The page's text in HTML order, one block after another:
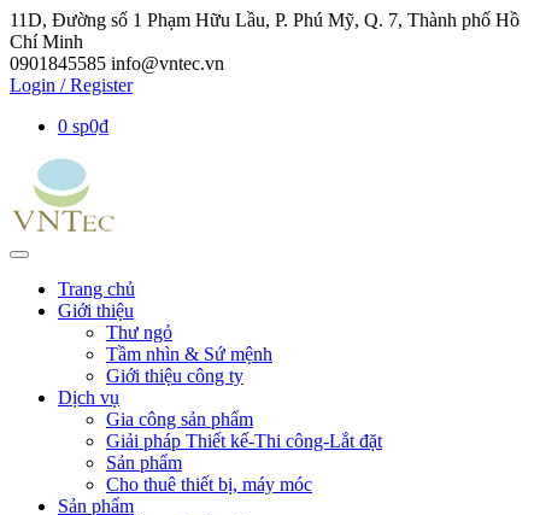
11D, Đường số 1 Phạm Hữu Lầu, P. Phú Mỹ, Q. 7, Thành phố Hồ
Chí Minh
0901845585 info@vntec.vn
Login / Register
0 sp0₫
Trang chủ
Giới thiệu
Thư ngỏ
Tầm nhìn & Sứ mệnh
Giới thiệu công ty
Dịch vụ
Gia công sản phẩm
Giải pháp Thiết kế-Thi công-Lắt đặt
Sản phẩm
Cho thuê thiết bị, máy móc
Sản phẩm